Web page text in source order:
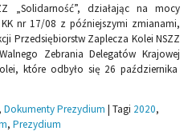
„Solidarność”, działając na mocy
nr 17/08 z późniejszymi zmianami,
Przedsiębiorstw Zaplecza Kolei NSZZ
Zebrania Delegatów Krajowej
które odbyło się 26 października
, Dokumenty Prezydium | Tagi 2020,
, Prezydium